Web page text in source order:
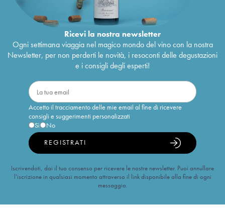
Ricevi la nostra newsletter
Ogni settimana viaggia nel magico mondo del vino con la nostra
Newsletter, per non perderti le novità, i resoconti delle degustazioni
e i consigli degli esperti!
Accetto il tracciamento delle mie email al fine di ricevere
consigli e suggerimenti personalizzati
Sì
No
REGISTRATI
Iscrivendoti, dai il tuo consenso per ricevere le nostre newsletter. Puoi annullare
l’iscrizione in qualsiasi momento attraverso il link disponibile alla fine di ogni
messaggio.